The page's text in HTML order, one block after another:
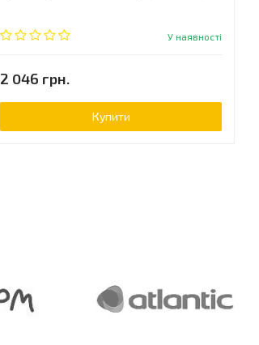
У наявності
2 046 грн.
Купити